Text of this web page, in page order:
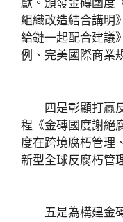
獻。頒發金磚國度
組織改造結合講明
給鏈一起配合建議
例、完美國際商業
四是彰顯打贏反
程《金磚國度謝絕
度在跨境腐朽管理
新型全球反腐朽管
五是為構建金磚